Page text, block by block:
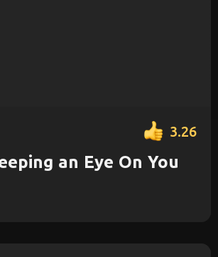
3.26
an Eye On You